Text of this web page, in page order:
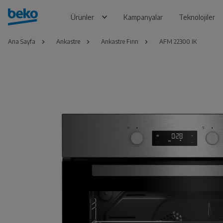
Ürünler Kampanyalar Teknolojiler
Ana Sayfa Ankastre Ankastre Fırın AFM 22300 IK